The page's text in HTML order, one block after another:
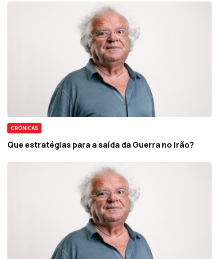
CRÓNICAS
Que estratégias para a saída da Guerra no Irão?